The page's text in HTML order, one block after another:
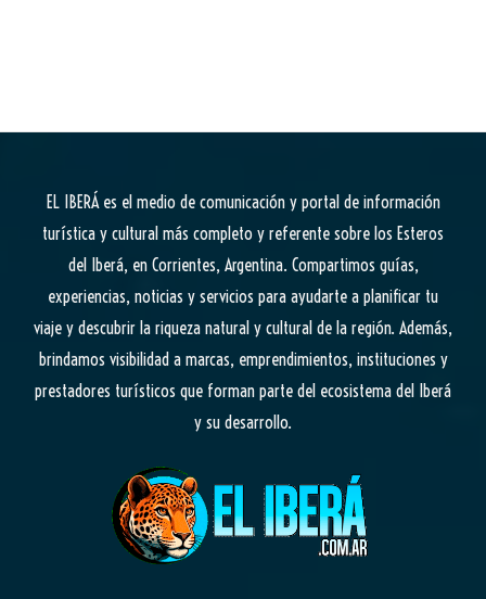
EL IBERÁes el medio de comunicación y portal de información
turística y cultural más completo y referente sobre los Esteros
del Iberá, en Corrientes, Argentina. Compartimos guías,
experiencias, noticias y servicios para ayudarte a planificar tu
viaje y descubrir la riqueza natural y cultural de la región. Además,
brindamos visibilidad a marcas, emprendimientos, instituciones y
prestadores turísticos que forman parte del ecosistema del Iberá
y su desarrollo.